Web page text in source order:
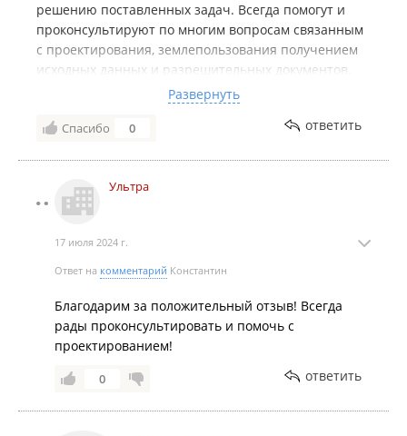
решению поставленных задач. Всегда помогут и
проконсультируют по многим вопросам связанным
с проектирования, землепользования получением
исходных данных и разрешительных документов.
Хочу отметить, что всегда предлагают приятную
цену и никогда не возникало вопросов по срокам
проектирования. Могу их рекомендовать в работу
Развернуть
Спасибо 0 ответить
Ультра
17 июля 2024 г.
Ответ на комментарий Константин
Благодарим за положительный отзыв! Всегда
рады проконсультировать и помочь с
проектированием!
0 ответить